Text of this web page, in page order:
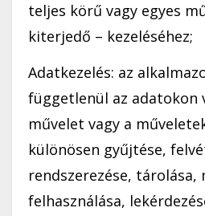
teljes körű vagy egyes
kiterjedő – kezeléséhez;
Adatkezelés: az
függetlenül az adatokon
művelet vagy a
különösen gyűjtése,
rendszerezése,
felhasználása,